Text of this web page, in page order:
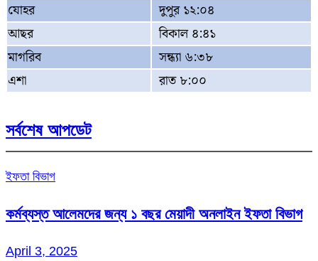
যোহর
দুপুর ১২:০৪
আছর
বিকাল ৪:৪১
মাগরিব
সন্ধ্যা ৬:৩৮
এশা
রাত ৮:০০
সর্বশেষ আপডেট
ইফতা বিভাগ
কর্মব্যস্ত আলেমদের জন্য ১ বছর মেয়াদী অনলাইন ইফতা বিভাগ
April 3, 2025